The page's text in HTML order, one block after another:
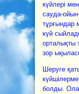
күйлері
сауда-
тұрғындар
күй
орталықты
зор
Шеруге
болды.